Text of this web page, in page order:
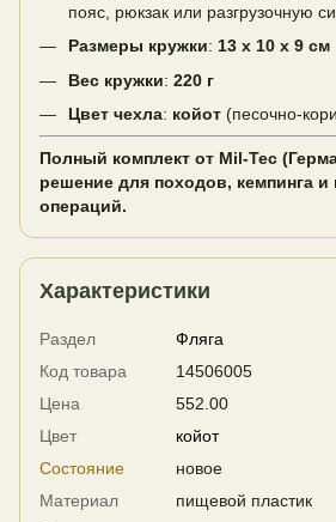
пояс, рюкзак или разгрузочную
Размеры кружки: 13 x 10 x 9 см
Вес кружки: 220 г
Цвет чехла: койот (песочно-
Полный комплект от Mil-Tec
решение для походов, кемпинга и
операций.
Характеристики
Раздел
Фляга
Код товара
14506005
Цена
552.00
Цвет
койот
Состояние
новое
Материал
пищевой пластик